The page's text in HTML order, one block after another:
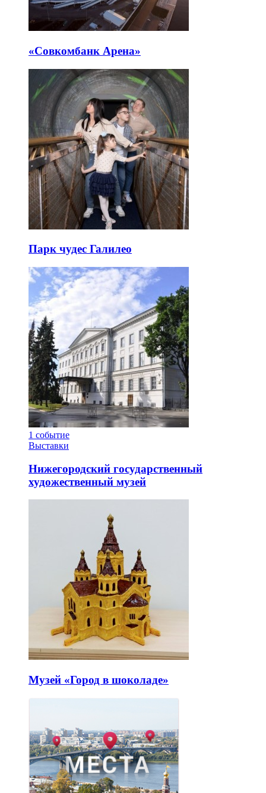
«Совкомбанк Арена⁠»
Парк чудес Галилео
1 событие
Выставки
Нижегородский государственный
художественный музей
Музей «Город в шоколаде»